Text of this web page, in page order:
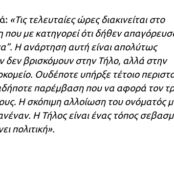
«Τις τελευταίες ώρες διακινείται στο
με κατηγορεί ότι δήθεν
Η ανάρτηση αυτή είναι απολύτως
βρισκόμουν στην Τήλο, αλλά στην
Ουδέποτε υπήρξε τέτοιο
παρέμβαση που να αφορά τον
Η σκόπιμη αλλοίωση του ονόματός
Η Τήλος είναι ένας τόπος
πολιτική».